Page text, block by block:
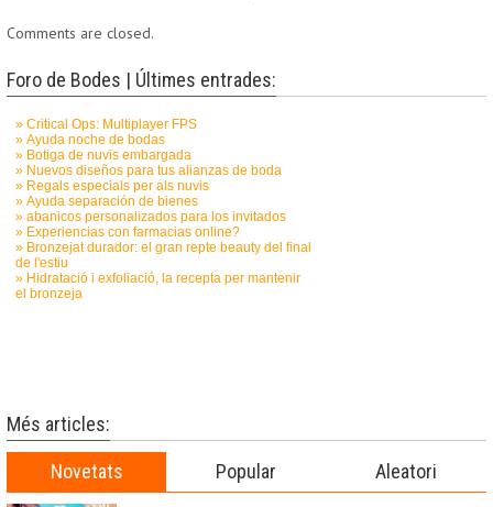
Comments are closed.
Foro de Bodes | Últimes entrades:
Més articles:
Novetats Popular Aleatori